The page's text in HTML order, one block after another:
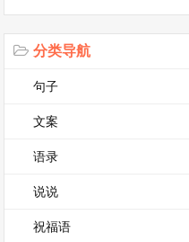
我的家。”
拥有了荣华富贵，可
想要找回与晓萱在一
推移，那些美好的回忆
而晓萱在小村中日复
分类导航
句子
文案
语录
说说
祝福语